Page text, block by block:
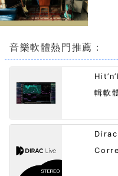
音樂軟體熱門推薦：
輯軟